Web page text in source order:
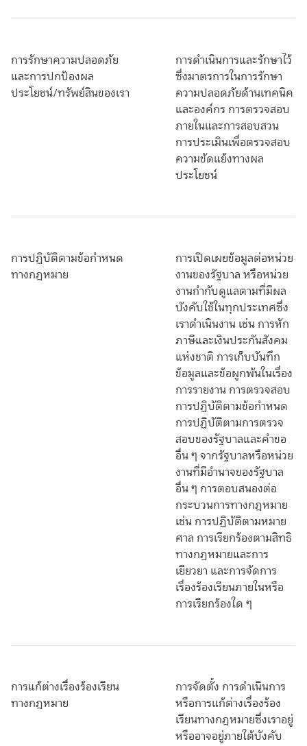
การรักษาความปลอดภัย
และการปกป้องผล
ประโยชน์/ทรัพย์สินของเรา
การดำเนินการและรักษาไว้
ซึ่งมาตรการในการรักษา
ความปลอดภัยด้านเทคนิค
และองค์กร การตรวจสอบ
ภายในและการสอบสวน
การประเมินเพื่อตรวจสอบ
ความขัดแย้งทางผล
ประโยชน์
การปฏิบัติตามข้อกำหนด
ทางกฎหมาย
การเปิดเผยข้อมูลต่อหน่วย
งานของรัฐบาล หรือหน่วย
งานกำกับดูแลตามที่มีผล
บังคับใช้ในทุกประเทศซึ่ง
เราดำเนินงาน เช่น การหัก
ภาษีและเงินประกันสังคม
แห่งชาติ การเก็บบันทึก
ข้อมูลและข้อผูกพันในเรื่อง
การรายงาน การตรวจสอบ
การปฏิบัติตามข้อกำหนด
การปฏิบัติตามการตรวจ
สอบของรัฐบาลและคำขอ
อื่น ๆ จากรัฐบาลหรือหน่วย
งานที่มีอำนาจของรัฐบาล
อื่น ๆ การตอบสนองต่อ
กระบวนการทางกฎหมาย
เช่น การปฏิบัติตามหมาย
ศาล การเรียกร้องตามสิทธิ
ทางกฎหมายและการ
เยียวยา และการจัดการ
เรื่องร้องเรียนภายในหรือ
การเรียกร้องใด ๆ
การแก้ต่างเรื่องร้องเรียน
ทางกฎหมาย
การจัดตั้ง การดำเนินการ
หรือการแก้ต่างเรื่องร้อง
เรียนทางกฎหมายซึ่งเราอยู่
หรืออาจอยู่ภายใต้บังคับ